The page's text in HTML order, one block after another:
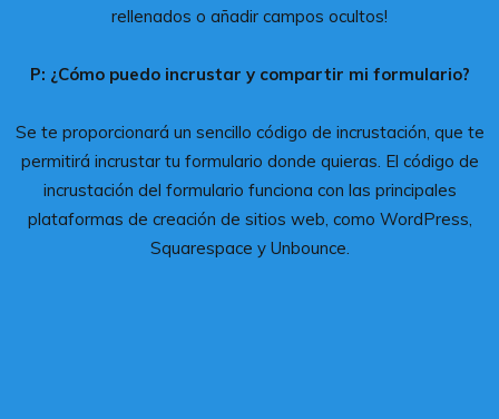
rellenados o añadir campos ocultos!
P: ¿Cómo puedo incrustar y compartir mi formulario?
Se te proporcionará un sencillo código de incrustación, que te
permitirá incrustar tu formulario donde quieras. El código de
incrustación del formulario funciona con las principales
plataformas de creación de sitios web, como WordPress,
Squarespace y Unbounce.